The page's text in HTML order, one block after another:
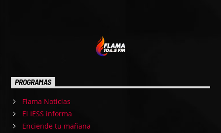
PROGRAMAS
Flama Noticias
El IESS informa
Enciende tu mañana